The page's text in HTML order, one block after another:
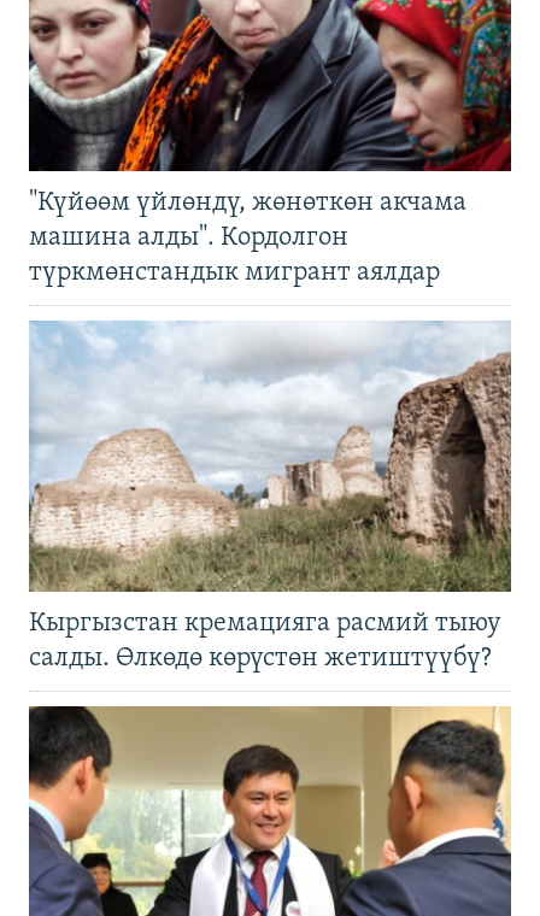
"Күйөөм үйлөндү, жөнөткөн акчама
машина алды". Кордолгон
түркмөнстандык мигрант аялдар
Кыргызстан кремацияга расмий тыюу
салды. Өлкөдө көрүстөн жетиштүүбү?